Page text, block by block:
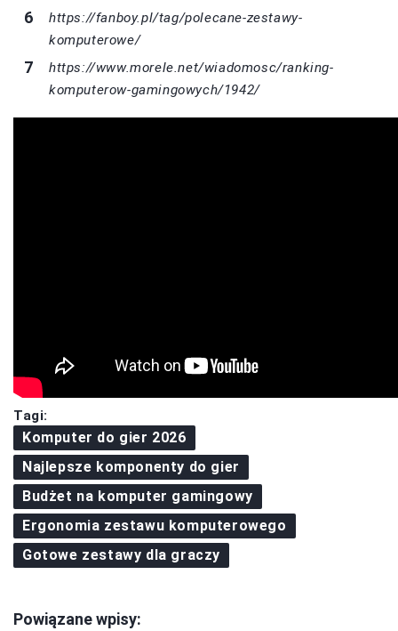
https://fanboy.pl/tag/polecane-zestawy-
komputerowe/
https://www.morele.net/wiadomosc/ranking-
komputerow-gamingowych/1942/
Tagi:
Komputer do gier 2026
Najlepsze komponenty do gier
Budżet na komputer gamingowy
Ergonomia zestawu komputerowego
Gotowe zestawy dla graczy
Powiązane wpisy: